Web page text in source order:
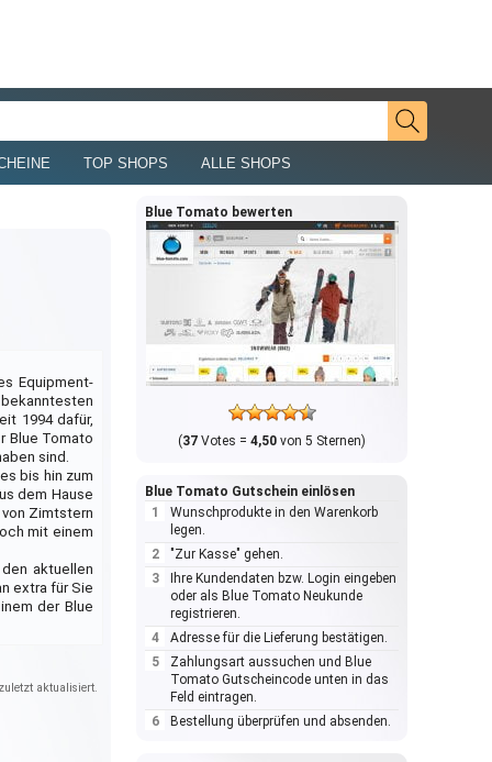
TOP SHOPS ALLE SHOPS
Equipment-
1994 dafür,
Blue Tomato
sind.
bis hin zum
dem Hause
Zimtstern
mit einem
aktuellen
extra für Sie
der Blue
aktualisiert.
Blue Tomato bewerten
(37 Votes = 4,50 von 5 Sternen)
Blue Tomato Gutschein einlösen
Wunschprodukte in den Warenkorb
legen.
"Zur Kasse" gehen.
Ihre Kundendaten bzw. Login eingeben
oder als Blue Tomato Neukunde
registrieren.
Adresse für die Lieferung bestätigen.
Zahlungsart aussuchen und Blue
Tomato Gutscheincode unten in das
Feld eintragen.
Bestellung überprüfen und absenden.